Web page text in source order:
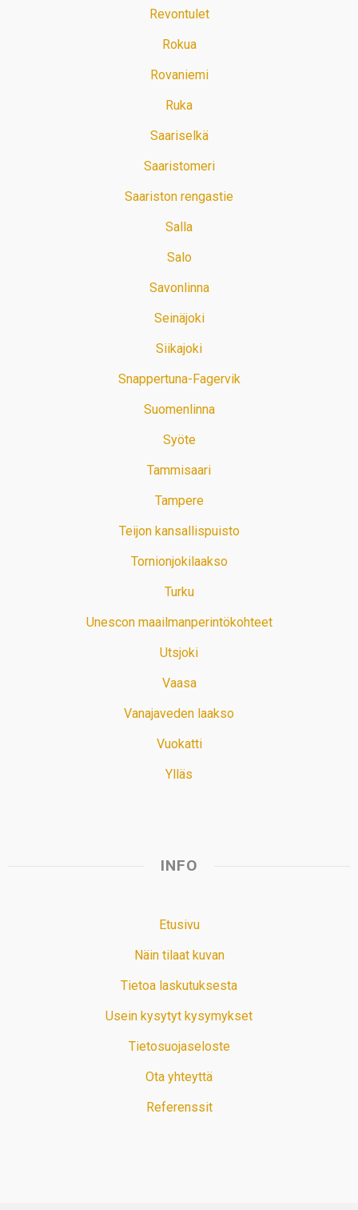
Revontulet
Rokua
Rovaniemi
Ruka
Saariselkä
Saaristomeri
Saariston rengastie
Salla
Salo
Savonlinna
Seinäjoki
Siikajoki
Snappertuna-Fagervik
Suomenlinna
Syöte
Tammisaari
Tampere
Teijon kansallispuisto
Tornionjokilaakso
Turku
Unescon maailmanperintökohteet
Utsjoki
Vaasa
Vanajaveden laakso
Vuokatti
Ylläs
INFO
Etusivu
Näin tilaat kuvan
Tietoa laskutuksesta
Usein kysytyt kysymykset
Tietosuojaseloste
Ota yhteyttä
Referenssit